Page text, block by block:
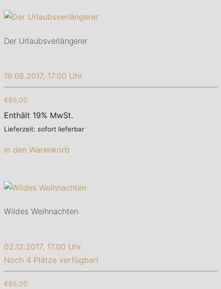
Der Urlaubsverlängerer
19.08.2017, 17:00 Uhr
€65,00
Enthält 19% MwSt.
Lieferzeit: sofort lieferbar
In den Warenkorb
Wildes Weihnachten
02.12.2017, 17.00 Uhr
Noch 4 Plätze verfügbar!
€65,00